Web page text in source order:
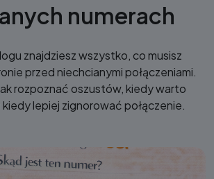
numerach
znajdziesz wszystko, co musisz
przed niechcianymi połączeniami.
rozpoznać oszustów, kiedy warto
lepiej zignorować połączenie.